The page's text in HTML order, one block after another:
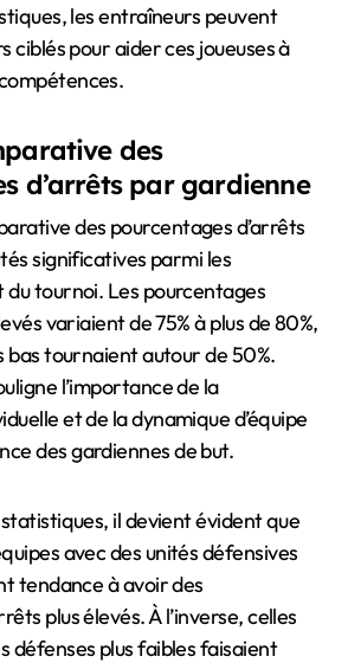
les entraîneurs peuvent
ciblés pour aider ces joueuses à
des
d’arrêts par gardienne
des pourcentages d’arrêts
significatives parmi les
du tournoi. Les pourcentages
variaient de 75% à plus de 80%,
bas tournaient autour de 50%.
l’importance de la
et de la dynamique d’équipe
des gardiennes de but.
il devient évident que
avec des unités défensives
tendance à avoir des
plus élevés. À l’inverse, celles
défenses plus faibles faisaient